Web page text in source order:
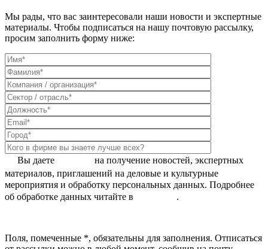
Мы рады, что вас заинтересовали наши новости и экспертные
материалы. Чтобы подписаться на нашу почтовую рассылку,
просим заполнить форму ниже:
Вы даете
на получение новостей, экспертных
материалов, приглашений на деловые и культурные
мероприятия и обработку персональных данных. Подробнее
об обработке данных читайте в
.
Поля, помеченные *, обязательны для заполнения. Отписаться